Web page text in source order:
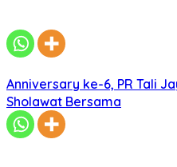
Anniversary ke-6, PR Tali
Sholawat Bersama